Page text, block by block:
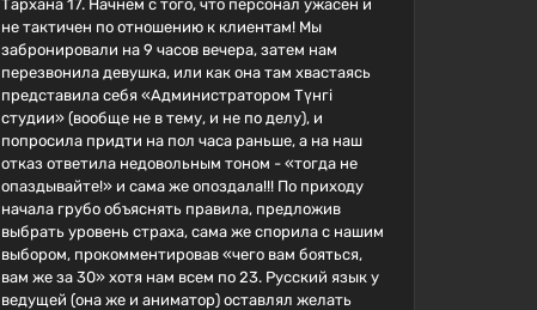
Тархана 17. Начнем с того, что персонал ужасен и
не тактичен по отношению к клиентам! Мы
забронировали на 9 часов вечера, затем нам
перезвонила девушка, или как она там хвастаясь
представила себя «Администратором Түнгі
студии» (вообще не в тему, и не по делу), и
попросила придти на пол часа раньше, а на наш
отказ ответила недовольным тоном - «тогда не
опаздывайте!» и сама же опоздала!!! По приходу
начала грубо объяснять правила, предложив
выбрать уровень страха, сама же спорила с нашим
выбором, прокомментировав «чего вам бояться,
вам же за 30» хотя нам всем по 23. Русский язык у
ведущей (она же и аниматор) оставлял желать